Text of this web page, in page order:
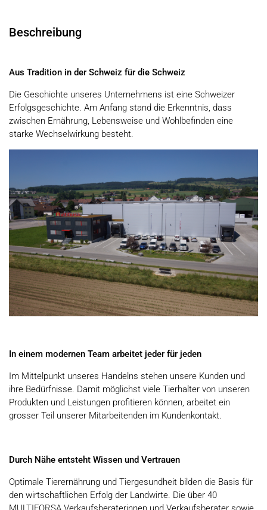
Beschreibung
Aus Tradition in der Schweiz für die Schweiz
Die Geschichte unseres Unternehmens ist eine Schweizer
Erfolgsgeschichte. Am Anfang stand die Erkenntnis, dass
zwischen Ernährung, Lebensweise und Wohlbefinden eine
starke Wechselwirkung besteht.
In einem modernen Team arbeitet jeder für jeden
Im Mittelpunkt unseres Handelns stehen unsere Kunden und
ihre Bedürfnisse. Damit möglichst viele Tierhalter von unseren
Produkten und Leistungen profitieren können, arbeitet ein
grosser Teil unserer Mitarbeitenden im Kundenkontakt.
Durch Nähe entsteht Wissen und Vertrauen
Optimale Tierernährung und Tiergesundheit bilden die Basis für
den wirtschaftlichen Erfolg der Landwirte. Die über 40